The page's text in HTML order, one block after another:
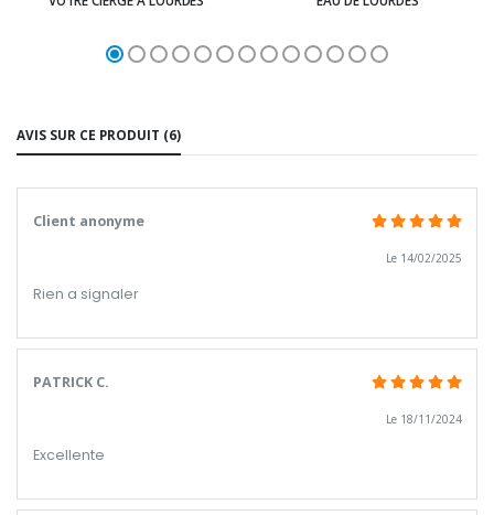
AVIS SUR CE PRODUIT (6)
Client anonyme
Le 14/02/2025
Rien a signaler
PATRICK C.
Le 18/11/2024
Excellente